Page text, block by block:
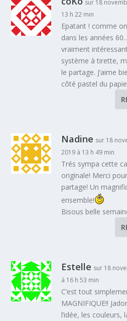
sur 18
13 h 22 min
Epatant ! comme
dans les années
vraiment
système à tirette,
le partage. J’aime
côté pastel du
Nadine sur 18
2019 à 13 h 49 min
Trés sympa cette
originale! Merci
partage! Un
ensemble!
Bisous belle
Estelle sur 18
à 16 h 53 min
C’est tout
MAGNIFIQUE!!
l’idée, les couleurs,